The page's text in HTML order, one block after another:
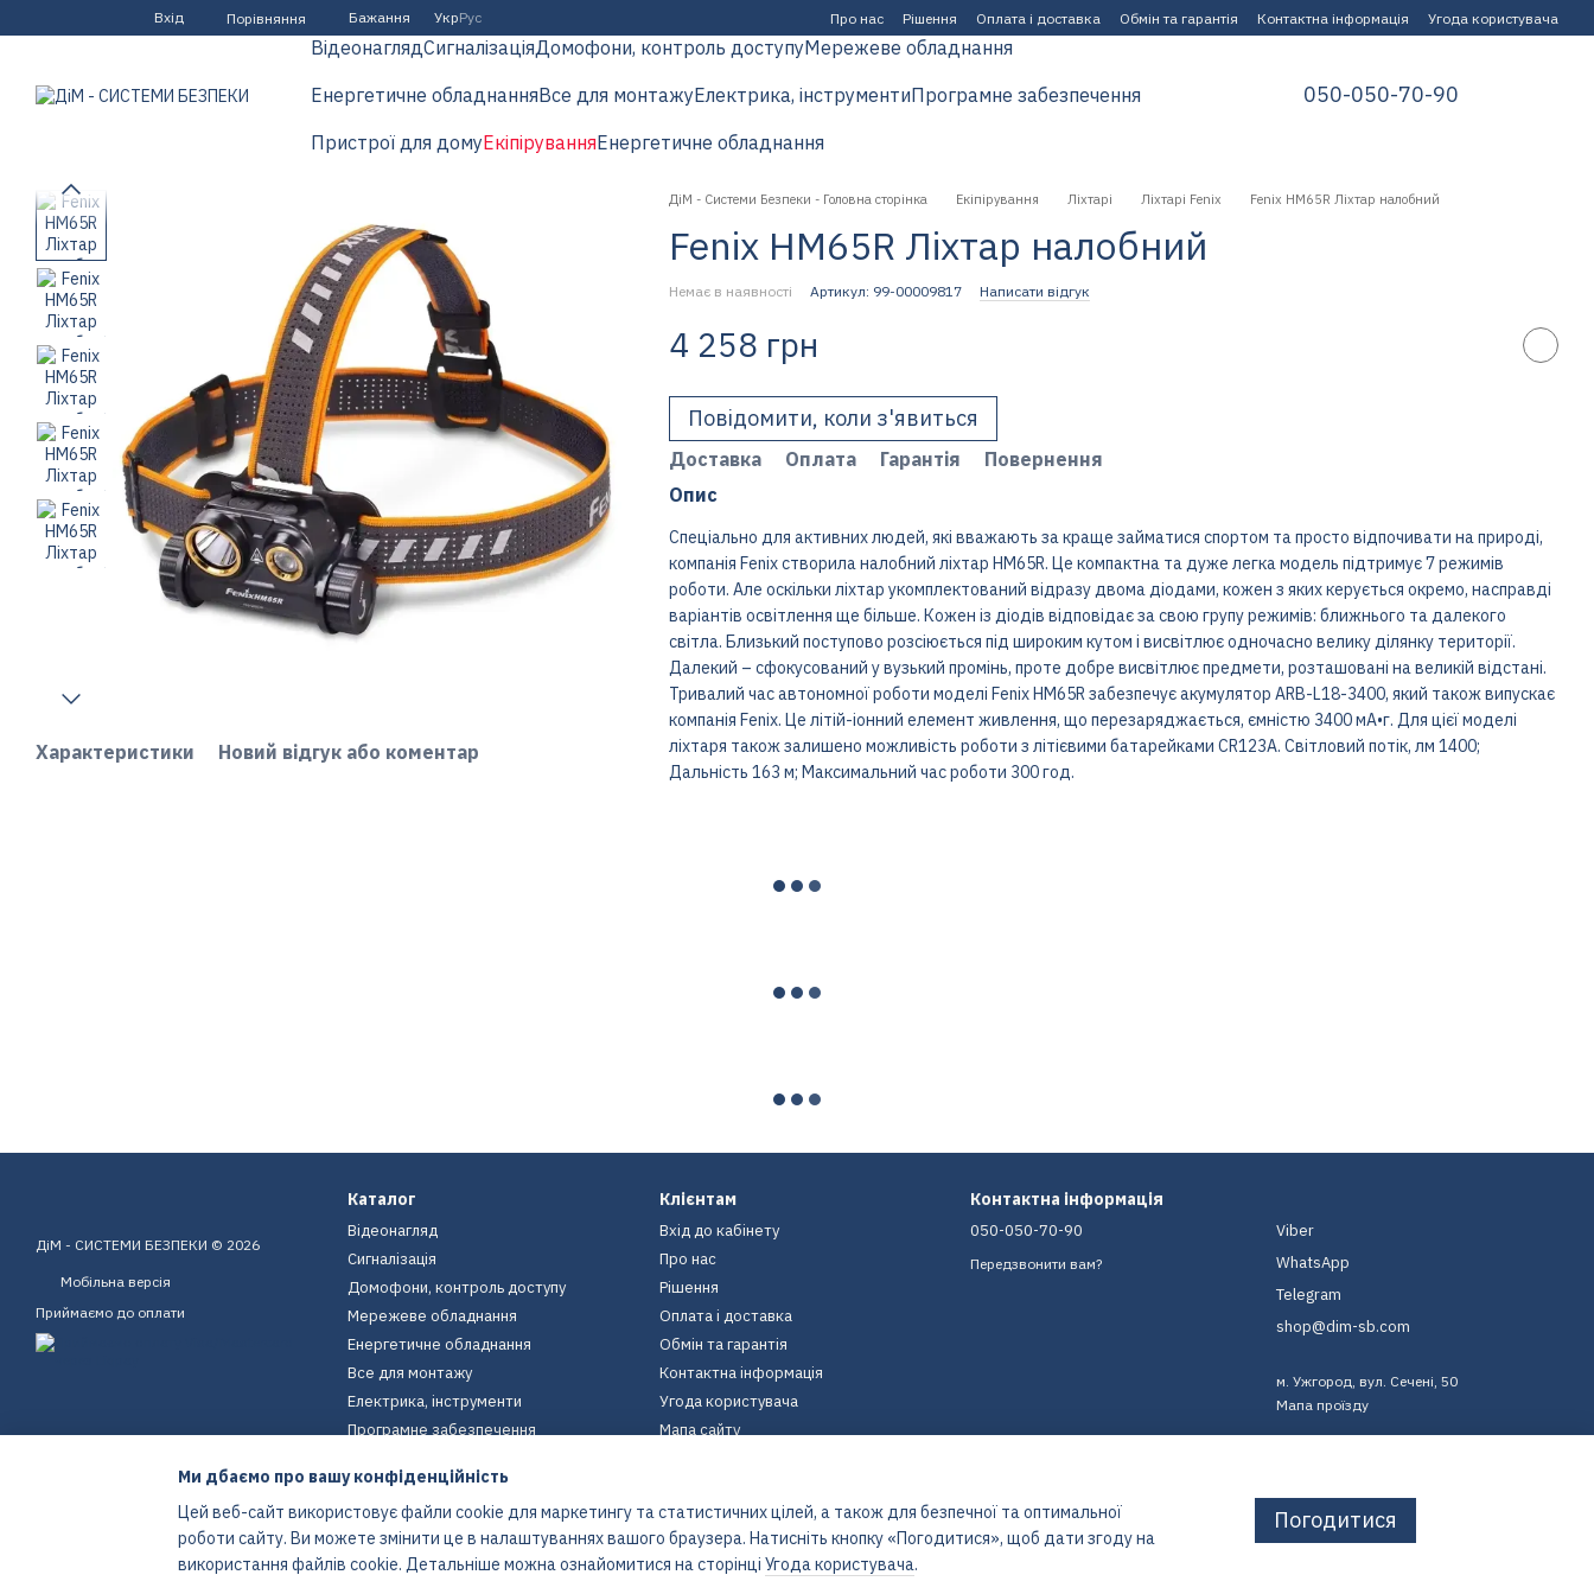
Перейти до основного контенту
Вхід Порівняння Бажання УкрРус Про нас Рішення Оплата і доставка Обмін та гарантія Контактна інформація Угода користувача
ВідеонаглядСигналізаціяДомофони, контроль доступуМережеве обладнання
Енергетичне обладнанняВсе для монтажуЕлектрика, інструментиПрограмне забезпечення
Пристрої для домуЕкіпіруванняЕнергетичне обладнання
050-050-70-90
Характеристики Новий відгук або коментар
ДіМ - Системи Безпеки - Головна сторінка Екіпірування Ліхтарі Ліхтарі Fenix Fenix HM65R Ліхтар налобний
Fenix HM65R Ліхтар налобний
Немає в наявності Артикул: 99-00009817 Написати відгук
4 258 грн
Повідомити, коли з'явиться
Доставка Оплата Гарантія
Повернення
Опис
Спеціально для активних людей, які вважають за краще займатися спортом та просто відпочивати на природі,
компанія Fenix ​​створила налобний ліхтар HM65R. Це компактна та дуже легка модель підтримує 7 режимів
роботи. Але оскільки ліхтар укомплектований відразу двома діодами, кожен з яких керується окремо, насправді
варіантів освітлення ще більше. Кожен із діодів відповідає за свою групу режимів: ближнього та далекого
світла. Близький поступово розсіюється під широким кутом і висвітлює одночасно велику ділянку території.
Далекий – сфокусований у вузький промінь, проте добре висвітлює предмети, розташовані на великій відстані.
Тривалий час автономної роботи моделі Fenix ​​HM65R забезпечує акумулятор ARB-L18-3400, який також випускає
компанія Fenix. Це літій-іонний елемент живлення, що перезаряджається, ємністю 3400 мА•г. Для цієї моделі
ліхтаря також залишено можливість роботи з літієвими батарейками CR123A. Світловий потік, лм 1400;
Дальність 163 м; Максимальний час роботи 300 год.
ДіМ - СИСТЕМИ БЕЗПЕКИ © 2026
Мобільна версія
Приймаємо до оплати
Інтернет-магазин створений з Хорошоп
Каталог
Відеонагляд
Сигналізація
Домофони, контроль доступу
Мережеве обладнання
Енергетичне обладнання
Все для монтажу
Електрика, інструменти
Програмне забезпечення
Екіпірування
Енергетичне обладнання
Клієнтам
Вхід до кабінету
Про нас
Рішення
Оплата і доставка
Обмін та гарантія
Контактна інформація
Угода користувача
Мапа сайту
Контактна інформація
050-050-70-90
Передзвонити вам?
Viber
WhatsApp
Telegram
shop@dim-sb.com
м. Ужгород, вул. Сечені, 50
Мапа проїзду
Ми дбаємо про вашу конфіденційність
Цей веб-сайт використовує файли cookie для маркетингу та статистичних цілей, а також для безпечної та оптимальної
роботи сайту. Ви можете змінити це в налаштуваннях вашого браузера. Натисніть кнопку «Погодитися», щоб дати згоду на
використання файлів cookie. Детальніше можна ознайомитися на сторінці Угода користувача.
Погодитися